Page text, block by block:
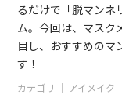
るだけで「脱マンネ
ム。今回は、マスク
目し、おすすめのマ
す！
カテゴリ ｜ アイメイク